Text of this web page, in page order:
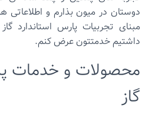
دوستان در میون بذارم و
مبنای تجربیات پارس استاندارد
داشتیم خدمتتون عرض کنم.
محصولات و خدمات
گاز